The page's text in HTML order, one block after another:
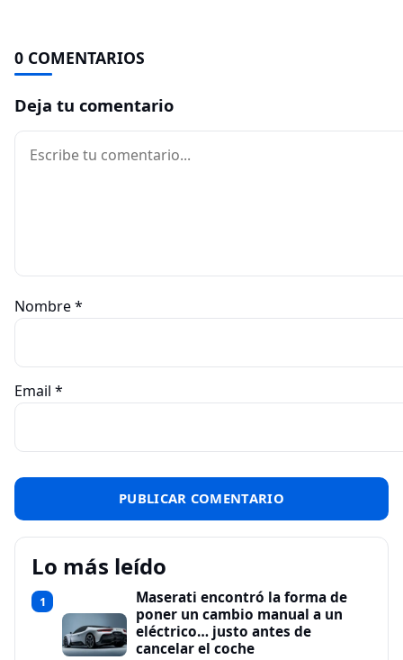
0 COMENTARIOS
Deja tu comentario
Comentario
Nombre*
Email *
Lo más leído
1
Maserati encontró la forma de
poner un cambio manual a un
eléctrico… justo antes de
cancelar el coche